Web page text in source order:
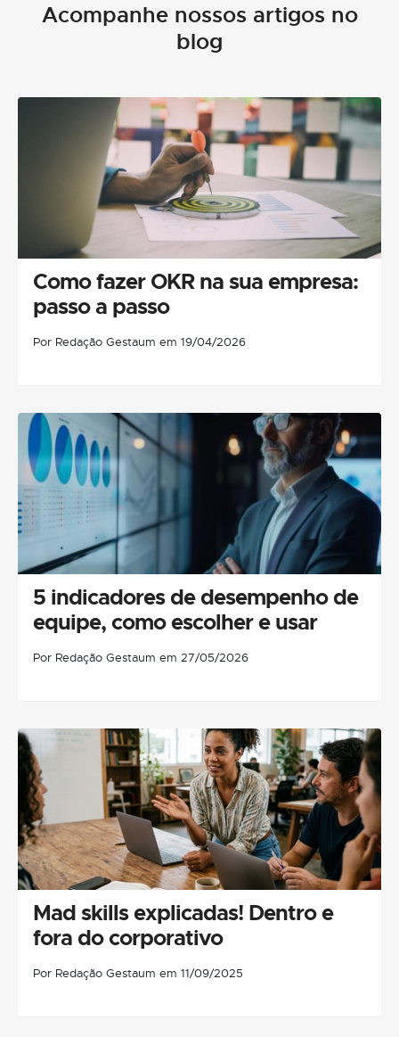
Acompanhe nossos artigos no
blog
Como fazer OKR na sua empresa:
passo a passo
Por Redação Gestaum em 19/04/2026
5 indicadores de desempenho de
equipe, como escolher e usar
Por Redação Gestaum em 27/05/2026
Mad skills explicadas! Dentro e
fora do corporativo
Por Redação Gestaum em 11/09/2025